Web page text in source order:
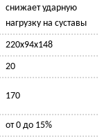
снижает ударную
нагрузку на суставы
220x94x148
20
170
от 0 до 15%